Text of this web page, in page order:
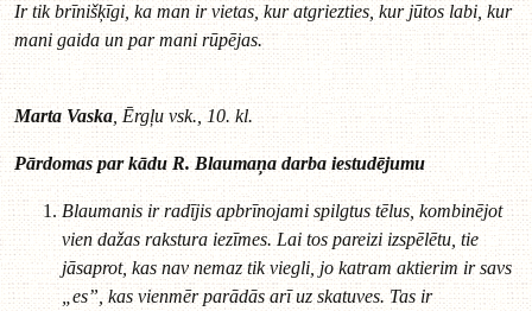
Ir tik brīnišķīgi, ka man ir vietas, kur atgriezties, kur jūtos labi, kur
mani gaida un par mani rūpējas.
Marta Vaska , Ērgļu vsk., 10. kl.
Pārdomas par kādu R. Blaumaņa darba iestudējumu
Blaumanis ir radījis apbrīnojami spilgtus tēlus, kombinējot
vien dažas rakstura iezīmes. Lai tos pareizi izspēlētu, tie
jāsaprot, kas nav nemaz tik viegli, jo katram aktierim ir savs
„es”, kas vienmēr parādās arī uz skatuves. Tas ir